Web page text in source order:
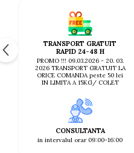
TRANSPORT GRATUIT
RAPID 24-48 H
PROMO !!! 09.03.2026 - 20. 03.
2026 TRANSPORT GRATUIT LA
ORICE COMANDA peste 50 lei
IN LIMITA A 15KG/ COLET
CONSULTANTA
in intervalul orar 09:00-16:00